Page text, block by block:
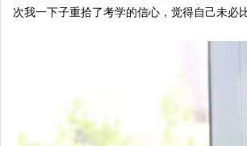
次我一下子重拾了考学的信心，觉得自己未必